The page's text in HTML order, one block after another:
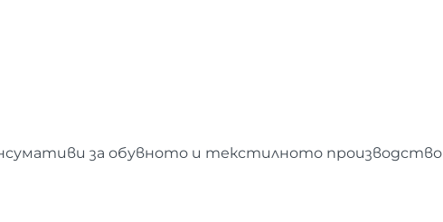
за обувното и текстилното производство